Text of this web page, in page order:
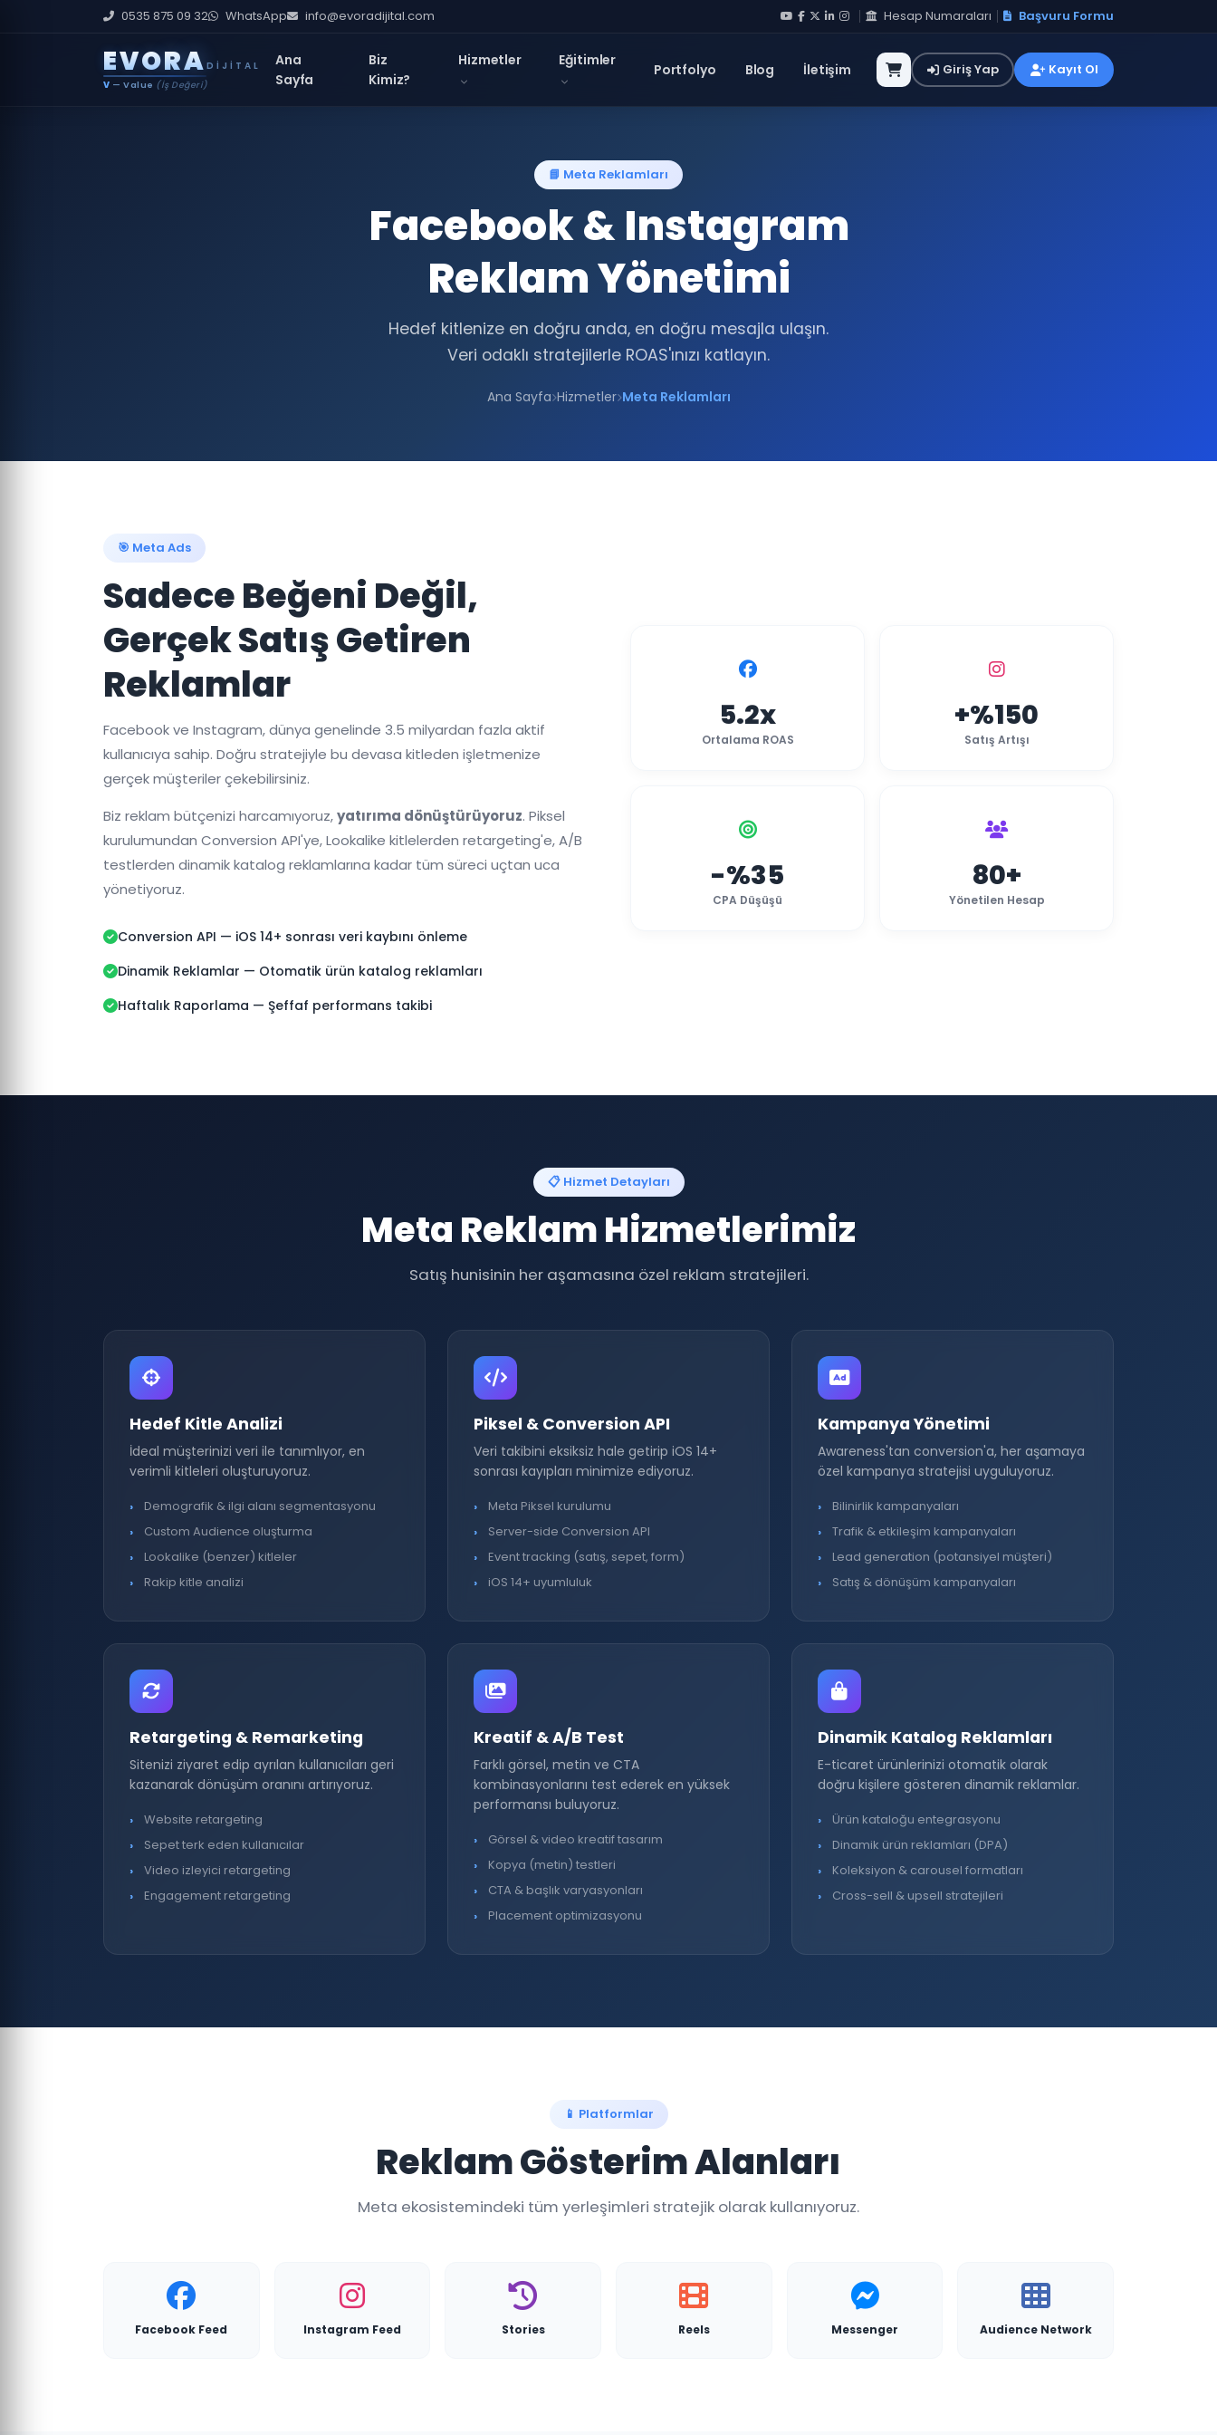
0535 875 09 32 WhatsApp info@evoradijital.com Hesap Numaraları Başvuru Formu
EVORA DIJITAL
V — Value (İş Değeri)
Ana
Sayfa
Biz
Kimiz?
Hizmetler Eğitimler
Portfolyo Blog İletişim Giriş Yap Kayıt Ol
📘 Meta Reklamları
Facebook & Instagram
Reklam Yönetimi
Hedef kitlenize en doğru anda, en doğru mesajla ulaşın.
Veri odaklı stratejilerle ROAS'ınızı katlayın.
Ana Sayfa Hizmetler Meta Reklamları
🎯 Meta Ads
Sadece Beğeni Değil,
Gerçek Satış Getiren
Reklamlar
Facebook ve Instagram, dünya genelinde 3.5 milyardan fazla aktif
kullanıcıya sahip. Doğru stratejiyle bu devasa kitleden işletmenize
gerçek müşteriler çekebilirsiniz.
Biz reklam bütçenizi harcamıyoruz,yatırıma dönüştürüyoruz. Piksel
kurulumundan Conversion API'ye, Lookalike kitlelerden retargeting'e, A/B
testlerden dinamik katalog reklamlarına kadar tüm süreci uçtan uca
yönetiyoruz.
Conversion API — iOS 14+ sonrası veri kaybını önleme
Dinamik Reklamlar — Otomatik ürün katalog reklamları
Haftalık Raporlama — Şeffaf performans takibi
5.2x
Ortalama ROAS
+%150
Satış Artışı
-%35
CPA Düşüşü
80+
Yönetilen Hesap
📋 Hizmet Detayları
Meta Reklam Hizmetlerimiz
Satış hunisinin her aşamasına özel reklam stratejileri.
Hedef Kitle Analizi
İdeal müşterinizi veri ile tanımlıyor, en
verimli kitleleri oluşturuyoruz.
Demografik & ilgi alanı segmentasyonu
Custom Audience oluşturma
Lookalike (benzer) kitleler
Rakip kitle analizi
Piksel & Conversion API
Veri takibini eksiksiz hale getirip iOS 14+
sonrası kayıpları minimize ediyoruz.
Meta Piksel kurulumu
Server-side Conversion API
Event tracking (satış, sepet, form)
iOS 14+ uyumluluk
Kampanya Yönetimi
Awareness'tan conversion'a, her aşamaya
özel kampanya stratejisi uyguluyoruz.
Bilinirlik kampanyaları
Trafik & etkileşim kampanyaları
Lead generation (potansiyel müşteri)
Satış & dönüşüm kampanyaları
Retargeting & Remarketing
Sitenizi ziyaret edip ayrılan kullanıcıları geri
kazanarak dönüşüm oranını artırıyoruz.
Website retargeting
Sepet terk eden kullanıcılar
Video izleyici retargeting
Engagement retargeting
Kreatif & A/B Test
Farklı görsel, metin ve CTA
kombinasyonlarını test ederek en yüksek
performansı buluyoruz.
Görsel & video kreatif tasarım
Kopya (metin) testleri
CTA & başlık varyasyonları
Placement optimizasyonu
Dinamik Katalog Reklamları
E-ticaret ürünlerinizi otomatik olarak
doğru kişilere gösteren dinamik reklamlar.
Ürün kataloğu entegrasyonu
Dinamik ürün reklamları (DPA)
Koleksiyon & carousel formatları
Cross-sell & upsell stratejileri
📱 Platformlar
Reklam Gösterim Alanları
Meta ekosistemindeki tüm yerleşimleri stratejik olarak kullanıyoruz.
Facebook Feed Instagram Feed Stories Reels Messenger Audience Network